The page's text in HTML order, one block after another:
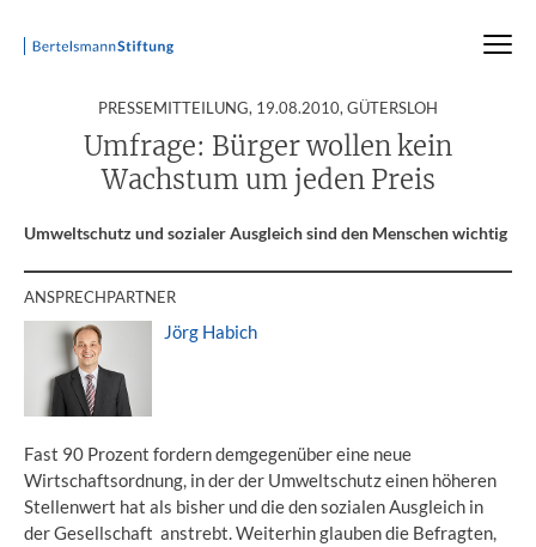
Pressemitteilungen Pressemitteilung
PRESSEMITTEILUNG, 19.08.2010, GÜTERSLOH
Umfrage: Bürger wollen kein
Wachstum um jeden Preis
Umweltschutz und sozialer Ausgleich sind den Menschen wichtig
ANSPRECHPARTNER
Jörg Habich
Fast 90 Prozent fordern demgegenüber eine neue
Wirtschaftsordnung, in der der Umweltschutz einen höheren
Stellenwert hat als bisher und die den sozialen Ausgleich in
der Gesellschaft anstrebt. Weiterhin glauben die Befragten,